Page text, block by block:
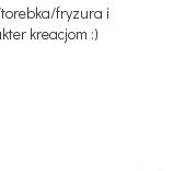
fryzura i
kreacjom :)